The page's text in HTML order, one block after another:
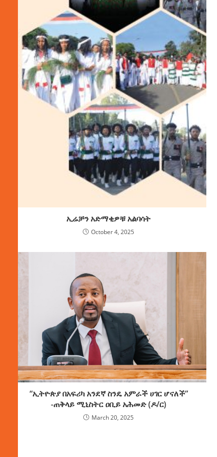
ኢሬቻን አድማቂዎቹ አልባሳት
October 4, 2025
“ኢትዮጵያ በአፍሪካ አንደኛ ስንዴ አምራች ሀገር ሆናለች”
-ጠቅላይ ሚኒስትር ዐቢይ አሕመድ (ዶ/ር)
March 20, 2025